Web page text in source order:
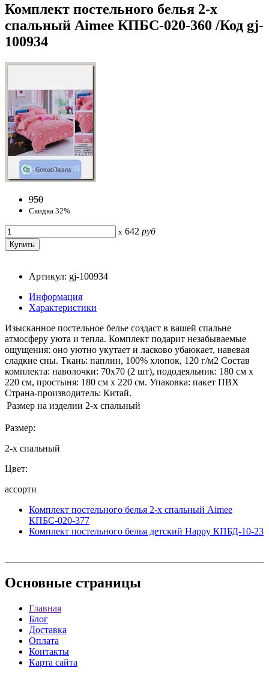
Комплект постельного белья 2-х
спальный Aimee КПБС-020-360 /Код gj-
100934
950
Скидка 32%
x 642 руб
Артикул: gj-100934
Информация
Характеристики
Изысканное постельное белье создаст в вашей спальне
атмосферу уюта и тепла. Комплект подарит незабываемые
ощущения: оно уютно укутает и ласково убаюкает, навевая
сладкие сны. Ткань: паплин, 100% хлопок, 120 г/м2 Состав
комплекта: наволочки: 70x70 (2 шт), пододеяльник: 180 см x
220 см, простыня: 180 см x 220 см. Упаковка: пакет ПВХ
Страна-производитель: Китай.
Размер на изделии 2-х спальный
Размер:
2-х спальный
Цвет:
ассорти
Комплект постельного белья 2-х спальный Aimee
КПБС-020-377
Комплект постельного белья детский Happy КПБД-10-23
Основные страницы
Главная
Блог
Доставка
Оплата
Контакты
Карта сайта